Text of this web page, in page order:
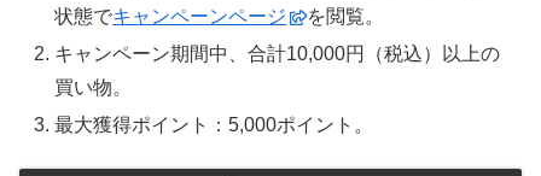
状態でキャンペーンページ
を閲覧。
キャンペーン期間中、合計10,000円（税込）以上の
買い物。
最大獲得ポイント：5,000ポイント。